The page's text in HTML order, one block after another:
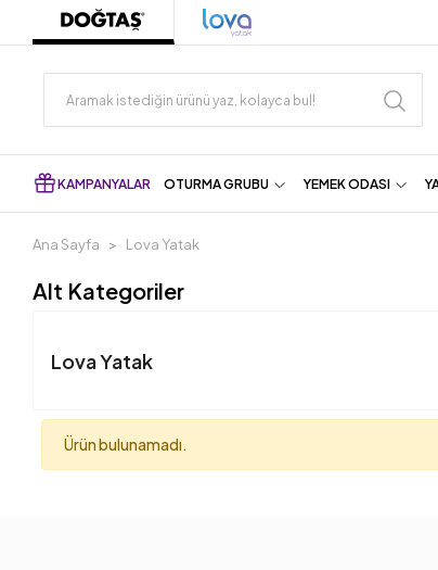
KAMPANYALAR OTURMA GRUBU YEMEK ODASI
Ana Sayfa Lova Yatak
Alt Kategoriler
Lova Yatak
Ürün bulunamadı.